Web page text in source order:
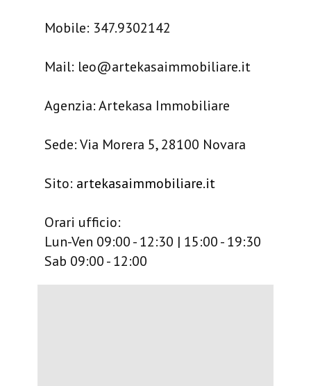
Mobile: 347.9302142
Mail: leo@artekasaimmobiliare.it
Agenzia: Artekasa Immobiliare
Sede: Via Morera 5, 28100 Novara
Sito: artekasaimmobiliare.it
Orari ufficio:
Lun-Ven 09:00 - 12:30 | 15:00 - 19:30
Sab 09:00 - 12:00